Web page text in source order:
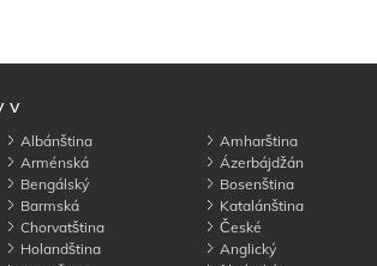
v
Albánština
Amharština
Arménská
Ázerbájdžán
Bengálský
Bosenština
Barmská
Katalánština
Chorvatština
České
Holandština
Anglický